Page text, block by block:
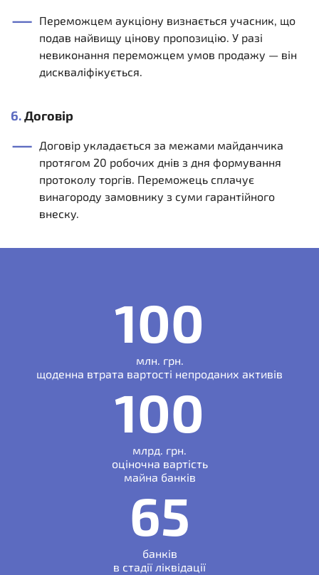
Переможцем аукціону визнається учасник, що
подав найвищу цінову пропозицію. У разі
невиконання переможцем умов продажу — він
дискваліфікується.
6.Договір
Договір укладається за межами майданчика
протягом 20 робочих днів з дня формування
протоколу торгів. Переможець сплачує
винагороду замовнику з суми гарантійного
внеску.
100
млн. грн.
щоденна втрата вартості непроданих активів
100
млрд. грн.
оціночна вартість
майна банків
65
банків
в стадії ліквідації